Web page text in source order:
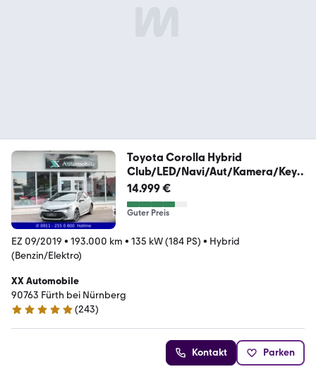
Toyota Corolla Hybrid
Club/LED/Navi/Aut/Kamera/Keyl
es/
14.999 €
Guter Preis
EZ 09/2019 • 193.000 km • 135 kW (184 PS) • Hybrid
(Benzin/Elektro)
XX Automobile
90763 Fürth bei Nürnberg
4.8 Sterne
(243)
Kontakt Parken